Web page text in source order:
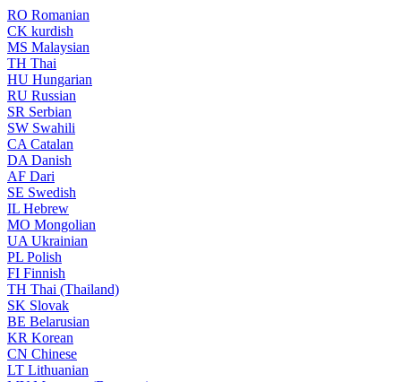
RO Romanian
CK kurdish
MS Malaysian
TH Thai
HU Hungarian
RU Russian
SR Serbian
SW Swahili
CA Catalan
DA Danish
AF Dari
SE Swedish
IL Hebrew
MO Mongolian
UA Ukrainian
PL Polish
FI Finnish
TH Thai (Thailand)
SK Slovak
BE Belarusian
KR Korean
CN Chinese
LT Lithuanian